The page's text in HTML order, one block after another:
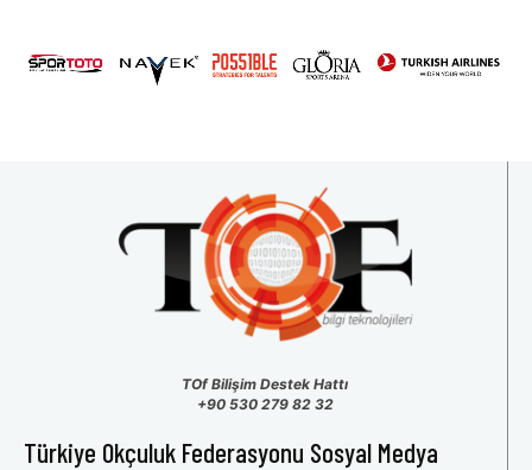
TOf Bilişim Destek Hattı
+90 530 279 82 32
Türkiye Okçuluk Federasyonu Sosyal Medya